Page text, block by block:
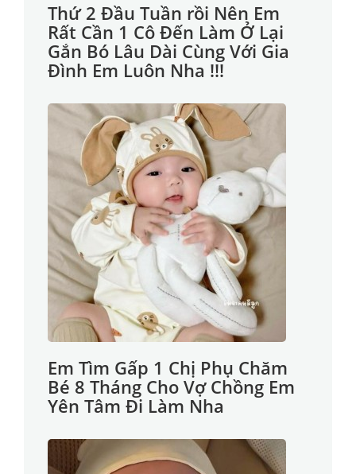
Thứ 2 Đầu Tuần rồi Nên Em
Rất Cần 1 Cô Đến Làm Ở Lại
Gắn Bó Lâu Dài Cùng Với Gia
Đình Em Luôn Nha !!!
Em Tìm Gấp 1 Chị Phụ Chăm
Bé 8 Tháng Cho Vợ Chồng Em
Yên Tâm Đi Làm Nha